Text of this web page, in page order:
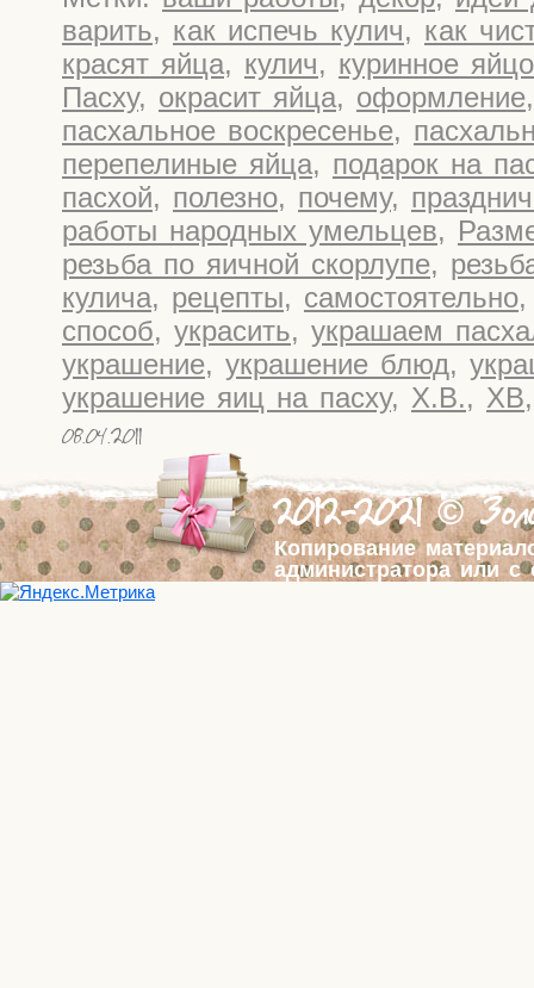
варить, как испечь кулич, как
красят яйца, кулич, куринное яйцо
Пасху, окрасит яйца, оформление
пасхальное воскресенье,
перепелиные яйца, подарок на
пасхой, полезно, почему,
работы народных умельцев,
резьба по яичной скорлупе,
кулича, рецепты, самостоятельно
способ, украсить, украшаем
украшение, украшение блюд,
украшение яиц на пасху, Х.В., ХВ
08.04.2011
2012-2021 ©
Копирование
администратора или с